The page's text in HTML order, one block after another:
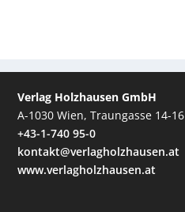
Verlag Holzhausen GmbH
A-1030 Wien, Traungasse 14-16
+43-1-740 95-0
kontakt@verlagholzhausen.at
www.verlagholzhausen.at